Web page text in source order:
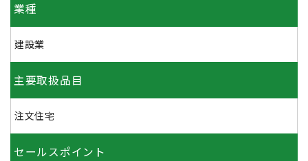
業種
建設業
主要取扱品目
注文住宅
セールスポイント